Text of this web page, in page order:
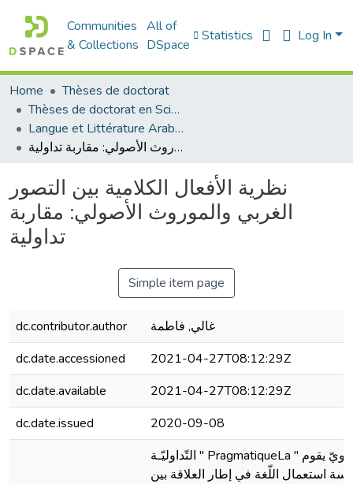
Communities
& Collections
All of
DSpace
Statistics Log In
Home
Thèses de doctorat
Thèses de doctorat en Sciences
Langue et Littérature Arabes - الأدب العربي
نظرية الأفعال الكلامية بين التصور الغربي والموروث الأصولي: مقاربة تداولية
نظرية الأفعال الكلامية بين التصور
الغربي والموروث الأصولي: مقاربة
تداولية
Simple item page
dc.contributor.author
غالي, فاطمة
dc.date.accessioned
2021-04-27T08:12:29Z
dc.date.available
2021-04-27T08:12:29Z
dc.date.issued
2020-09-08
التّداوليّـة " PragmatiqueLa " علم لغـويّ يقوم
استعمال اللّغة في إطار العلاقة بين